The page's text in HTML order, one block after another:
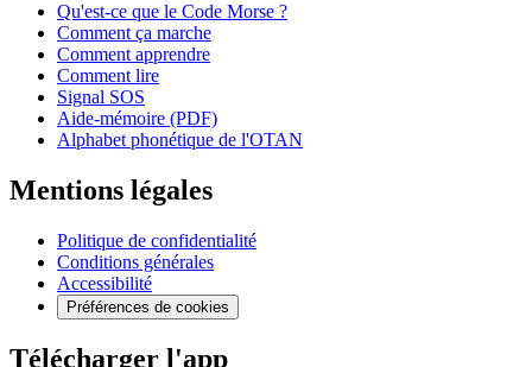
Qu'est-ce que le Code Morse ?
Comment ça marche
Comment apprendre
Comment lire
Signal SOS
Aide-mémoire (PDF)
Alphabet phonétique de l'OTAN
Mentions légales
Politique de confidentialité
Conditions générales
Accessibilité
Préférences de cookies
Télécharger l'app